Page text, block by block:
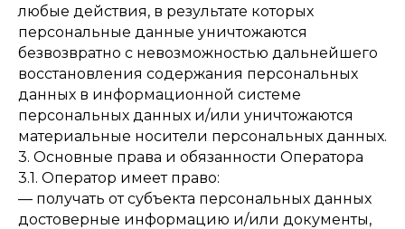
любые действия, в результате которых
персональные данные уничтожаются
безвозвратно с невозможностью дальнейшего
восстановления содержания персональных
данных в информационной системе
персональных данных и/или уничтожаются
материальные носители персональных данных.
3. Основные права и обязанности Оператора
3.1. Оператор имеет право:
— получать от субъекта персональных данных
достоверные информацию и/или документы,